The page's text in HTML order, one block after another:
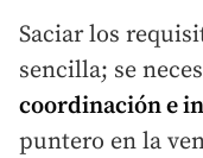
Saciar los
sencilla; se
coordinación e
puntero en la